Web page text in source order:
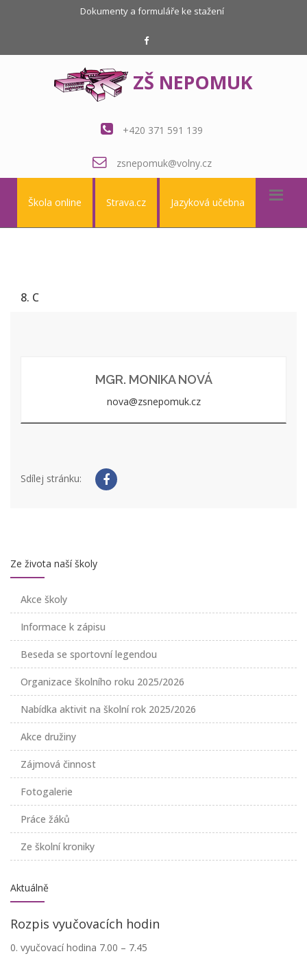
Dokumenty a formuláře ke stažení
ZŠ NEPOMUK
+420 371 591 139
zsnepomuk@volny.cz
Škola online Strava.cz Jazyková učebna
8. C
MGR. MONIKA NOVÁ
nova@zsnepomuk.cz
Sdílej stránku:
Ze života naší školy
Akce školy
Informace k zápisu
Beseda se sportovní legendou
Organizace školního roku 2025/2026
Nabídka aktivit na školní rok 2025/2026
Akce družiny
Zájmová činnost
Fotogalerie
Práce žáků
Ze školní kroniky
Aktuálně
Rozpis vyučovacích hodin
0. vyučovací hodina 7.00 – 7.45